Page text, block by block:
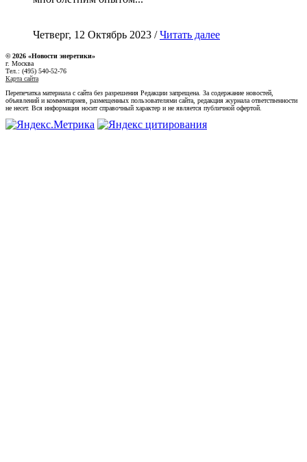
Четверг, 12 Октябрь 2023 /Читать далее
© 2026 «Новости энеретики»
г. Москва
Тел.: (495) 540-52-76
Карта сайта
Перепечатка материала с сайта без разрешения Редакции запрещена. За содержание новостей,
объявлений и комментариев, размещенных пользователями сайта, редакция журнала ответственности
не несет. Вся информация носит справочный характер и не является публичной офертой.